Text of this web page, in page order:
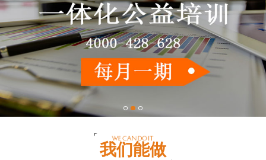
我们能做